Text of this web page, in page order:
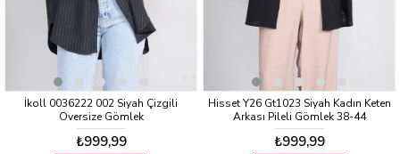
İkoll 0036222 002 Siyah Çizgili
Oversize Gömlek
₺999,99
Hisset Y26 Gt1023 Siyah Kadın Keten
Arkası Pileli Gömlek 38-44
₺999,99